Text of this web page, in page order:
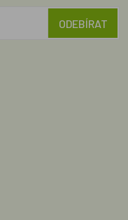
ODEBÍRAT